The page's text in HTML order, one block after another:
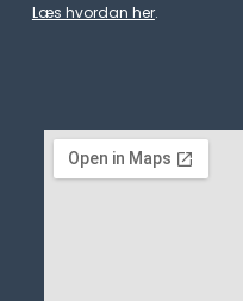
Læs hvordan her.